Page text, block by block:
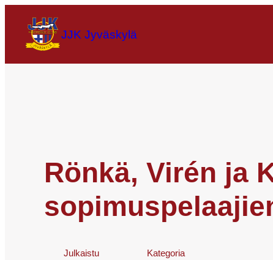
JJK Jyväskylä
Rönkä, Virén ja
Julkaistu
Kategoria